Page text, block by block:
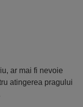
ar mai fi nevoie
atingerea pragului